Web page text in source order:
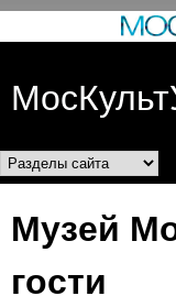
Разделы сайта
Музей
гости